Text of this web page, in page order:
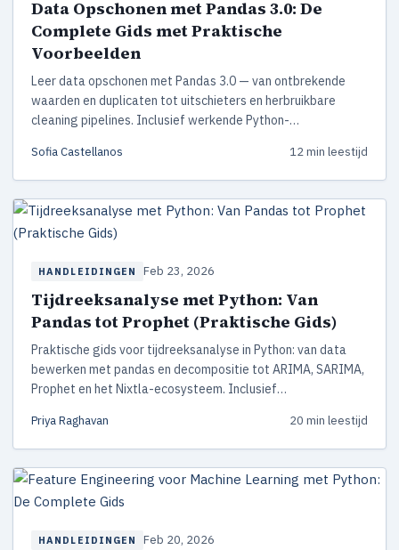
Data Opschonen met Pandas 3.0: De
Complete Gids met Praktische
Voorbeelden
Leer data opschonen met Pandas 3.0 — van ontbrekende
waarden en duplicaten tot uitschieters en herbruikbare
cleaning pipelines. Inclusief werkende Python-
Sofia Castellanos 12 min leestijd
HANDLEIDINGEN Feb 23, 2026
Tijdreeksanalyse met Python: Van
Pandas tot Prophet (Praktische Gids)
Praktische gids voor tijdreeksanalyse in Python: van data
bewerken met pandas en decompositie tot ARIMA, SARIMA,
Prophet en het Nixtla-ecosysteem. Inclusief
Priya Raghavan 20 min leestijd
HANDLEIDINGEN Feb 20, 2026